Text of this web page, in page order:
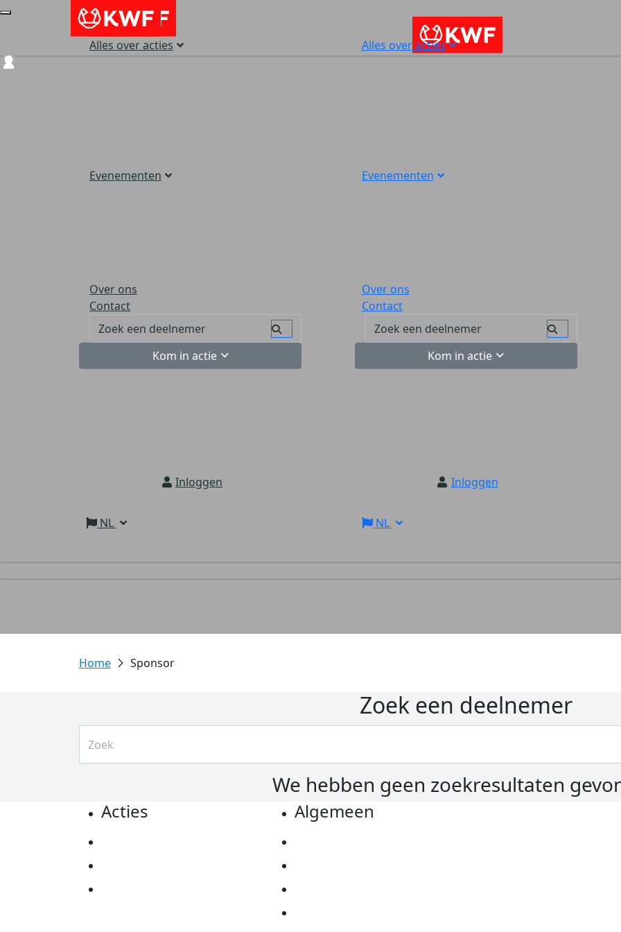
Alles over acties
Evenementen
Over ons
Contact
Kom in actie
Inloggen
NL
Alles over acties
Evenementen
Over ons
Contact
Kom in actie
Inloggen
NL
Sponsor
Zoek een deelnemer
We hebben geen zoekresultaten
Acties Algemeen